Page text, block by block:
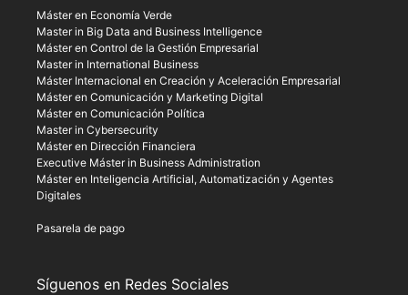
Máster en Economía Verde
Master in Big Data and Business Intelligence
Máster en Control de la Gestión Empresarial
Master in International Business
Máster Internacional en Creación y Aceleración Empresarial
Máster en Comunicación y Marketing Digital
Máster en Comunicación Política
Master in Cybersecurity
Máster en Dirección Financiera
Executive Máster in Business Administration
Máster en Inteligencia Artificial, Automatización y Agentes
Digitales
Pasarela de pago
Síguenos en Redes Sociales